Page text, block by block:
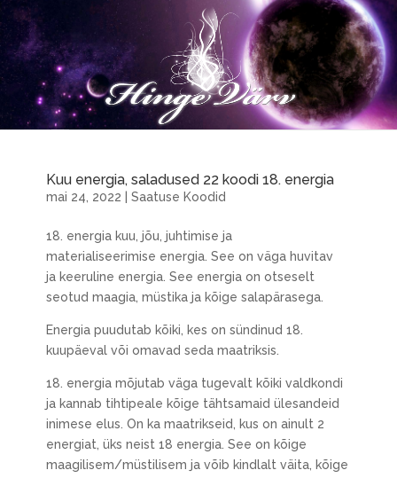
Kuu energia, saladused 22 koodi 18. energia
mai 24, 2022 Saatuse Koodid
18. energia kuu, jõu, juhtimise ja
materialiseerimise energia. See on väga huvitav
ja keeruline energia. See energia on otseselt
seotud maagia, müstika ja kõige salapärasega.
Energia puudutab kõiki, kes on sündinud 18.
kuupäeval või omavad seda maatriksis.
18. energia mõjutab väga tugevalt kõiki valdkondi
ja kannab tihtipeale kõige tähtsamaid ülesandeid
inimese elus. On ka maatrikseid, kus on ainult 2
energiat, üks neist 18 energia. See on kõige
maagilisem/müstilisem ja võib kindlalt väita, kõige